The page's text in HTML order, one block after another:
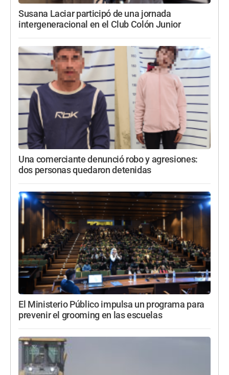
Susana Laciar participó de una jornada
intergeneracional en el Club Colón Junior
Una comerciante denunció robo y agresiones:
dos personas quedaron detenidas
El Ministerio Público impulsa un programa para
prevenir el grooming en las escuelas